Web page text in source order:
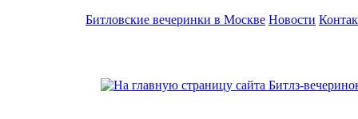
Битловские вечеринки в Москве Новости